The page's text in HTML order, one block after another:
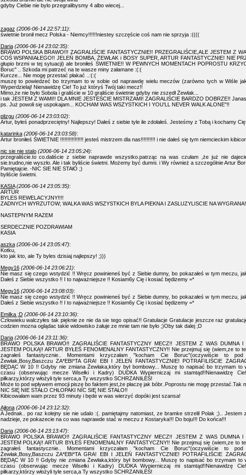
gdyby Ciebie nie bylo przegralibysmy 4 albo wiecej...
zagaz (2006-06-14 22:57:11):
świetnie bronił mecz Polska - Niemcy!!!!!!niestey szczęście coś nam nie sprzyja :((((
Daria (2006-06-14 23:02:35):
BRAWO POLSKA BRAWO!!! ZAGRALIŚCIE FANTASTYCZNIE!! PRZEGRALIŚCIE,ALE JESTEM Z
COŚ WSPANIAŁEGO!! JELEŃ BOMBA, ŻEWŁAK i BOSY SUPER, ARTUR FANTASTYCZNIE! NIE
głupio brzmi w tej sytuacji) ale broniłeś ŚWIETNIE!! W PEWNYCH MOMENTACH POPROSTU
Boruc" .. Szkoda mi patrzeć na te wasze miny załamane :(:(
Kurcze... Nie mogę przestać płakać ..:(:(
muszę to powiedzeć bo trzymam to w sobie od naprawdę wielu meczów (zarówno tych w Wiśle
Wyperdzielaj! Nienawidzę Cie! To już któryś Twój taki mecz!!
Mimo,że nie było Sobola i graliście w 10 graliście świetnie gdyby nie zszedł Żewłak...
i tak JESTEM Z WAMI!! DLA MNIE JESTEŚCIE MISTRZAMI! ZAGRALIŚCIE BARDZO DOBRZE!!
ps. Już powoli się uspokajam... KOCHAM WAS WSZYSTKICH I YOU'LL NEVER WALK ALONE"!!
plizgu (2006-06-14 23:03:02):
Artur, byłeś ponadprzeciętny! Najlepszy! Dałeś z siebie tyle ile zdołałeś. Jesteśmy z Tobą i kochamy
katarinka (2006-06-14 23:03:58):
Artur broniłeś ŚWIETNIE !!!!!!!!!!!!!!!! jesteś mistrzem dla nas!!!!!!!!!! i nie dałeś się tym niemcieckim
nic sie nie stalo (2006-06-14 23:05:24):
przegraliście.to co.daliście z siebie naprawde wszystko.patrząc na was czułam ,że już nie
sie.trudno,nie wyszło. Ale i tak byliście świetni. Możemy być dumni. i Wy również a szczególnie Artur
Pamiętajcie. -NIC SIE NIE STAłO ;)
byliście świetni.
KASIA (2006-06-14 23:05:35):
ARTUR
BYLES REWELACYJNY!!!!
ZADNYCH WYRZUTOW; WALKA WAS WSZYSTKICH BYLA PIEKNA I ZASLUZYLISCIE NA WYGRANA!
NASTEPNYM RAZEM
SERDECZNIE POZDRAWIAM
KASIA
aszka (2006-06-14 23:05:47):
Kotku,
kto jak kto, ale Ty byles dzisiaj najlepszy! ;)))
Megy16 (2006-06-14 23:06:21):
Nie masz się czego wstydzić !! Wręcz powinieneś być z Siebie dumny, bo pokazałeś w tym meczu,
Dałeś z Siebie wszystko !! I to najważniejsze !! Kosiam6y Cię i kosiać będizemy =*
Megy16 (2006-06-14 23:08:03):
Nie masz się czego wstydzić !! Wręcz powinieneś być z Siebie dumny, bo pokazałeś w tym meczu,
Dałeś z Siebie wszystko !! I to najważniejsze !! Kosiam6y Cię i kosiać będizemy =*
Emilka ;D (2006-06-14 23:10:36):
Człowieku walczyłes tak pięknie ze nie da sie tego opisać!! Gratulacje Gratulacje jeszcze raz
codzien mozna oglądac takie widowisko żałuje ze mnie tam nie było ;)Oby tak dalej ;D
Daria (2006-06-14 23:11:36):
BRAWO POLSKA BRAWO!! ZAGRALIŚCIE FANTASTYCZNY MECZ!! JESTEM Z WAS DUMNA I
JESTEM POLKĄ!! ARTUR BYŁEŚ FENOMENALNY FANTASTYCZNY!! Nie przejmuj się (wiem,ze to
zagrałeś fantastycznie.. Momentami krzyczałam "kocham Cie Boruc"(oczywiście to pod
Żewłak,Bosy,Baszczu ZA*EBI*TA GRA! EBI I JELEŃ FANTASTYCZNIE! POTRAFILIŚCIE
BĘDĄC W 10 !! Gdyby nie zmiana Żewłaka,który był bombowy... Muszę to napisać bo trzymam to
czasu (obserwując mecze Wisełki i Kadry) DUDKA Wypierniczaj mi stamtąd!!Nienawidzę
piłkarzy,którzy włożyli tyle serca,a Ty wszystko SCHRZANIŁEŚ!
Może to pod wpływem emocji piszę bo faktem jest,że płaczę jak bóbr..Poprostu nie mogę przestać.Tak
NIC SIĘ NIE STAŁO CHŁOPAKI NIC SIĘ NIE STAŁO!!
Kibicowałam wam przez 93 minuty i będe w was wierzyć dopóki jest szansa!
Ajłona (2006-06-14 23:12:32):
A Jednak.. po raz kolejny sie nie udalo :(. pamiętajmy natomiast, ze bramke strzelil Polak ;).. Jestem
nadzieje, ze pokazecie na co was naprawde stać w meczu z Kostaryka!!! Do boju!!! Do końca!!!
Daria (2006-06-14 23:13:47):
BRAWO POLSKA BRAWO!! ZAGRALIŚCIE FANTASTYCZNY MECZ!! JESTEM Z WAS DUMNA I
JESTEM POLKĄ!! ARTUR BYŁEŚ FENOMENALNY FANTASTYCZNY!! Nie przejmuj się (wiem,ze to
zagrałeś fantastycznie.. Momentami krzyczałam "kocham Cie Boruc"(oczywiście to pod
Żewłak,Bosy,Baszczu ZA*EBI*TA GRA! EBI I JELEŃ FANTASTYCZNIE! POTRAFILIŚCIE
BĘDĄC W 10 !! Gdyby nie zmiana Żewłaka,który był bombowy... Muszę to napisać bo trzymam to
czasu (obserwując mecze Wisełki i Kadry) DUDKA Wypierniczaj mi stamtąd!!Nienawidzę
piłkarzy,którzy włożyli tyle serca,a Ty wszystko SCHRZANIŁEŚ!